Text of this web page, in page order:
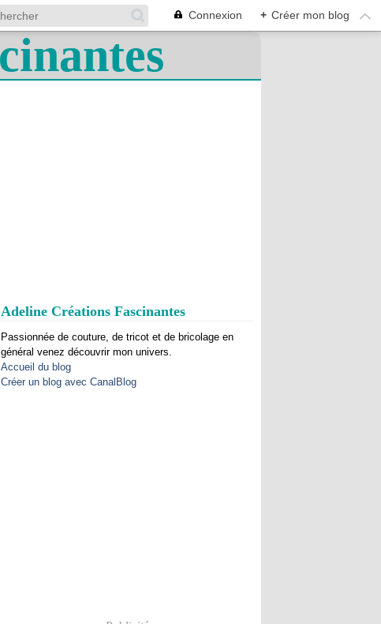
Connexion + Créer mon blog
Adeline Créations Fascinantes
Passionnée de couture, de tricot et de bricolage en
général venez découvrir mon univers.
Accueil du blog
Créer un blog avec CanalBlog